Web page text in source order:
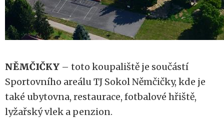
NĚMČIČKY – toto koupaliště je součástí
Sportovního areálu TJ Sokol Němčičky, kde je
také ubytovna, restaurace, fotbalové hřiště,
lyžařský vlek a penzion.